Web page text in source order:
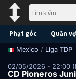
Phạt góc Quần
Mexico / Liga TDP
02/05/2026 - 22:00